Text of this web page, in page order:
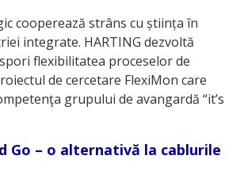
cooperează strâns cu știința în
integrate. HARTING dezvoltă
flexibilitatea proceselor de
de cercetare FlexiMon care
grupului de avangardă “it’s
Go – o alternativă la cablurile